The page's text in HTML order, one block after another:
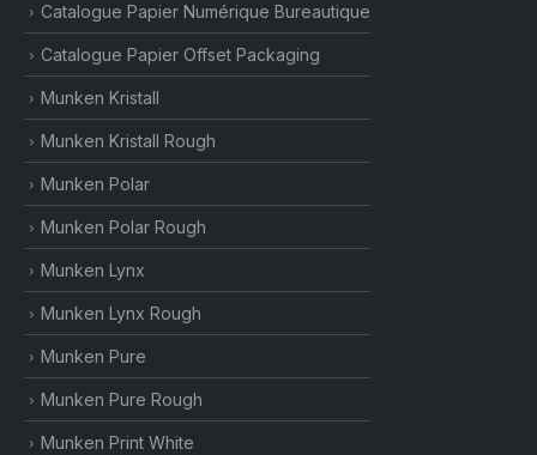
Catalogue Papier Numérique Bureautique
Catalogue Papier Offset Packaging
Munken Kristall
Munken Kristall Rough
Munken Polar
Munken Polar Rough
Munken Lynx
Munken Lynx Rough
Munken Pure
Munken Pure Rough
Munken Print White